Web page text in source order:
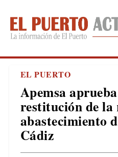
EL PUERTO
Apemsa
restitución de la
abastecimiento
Cádiz